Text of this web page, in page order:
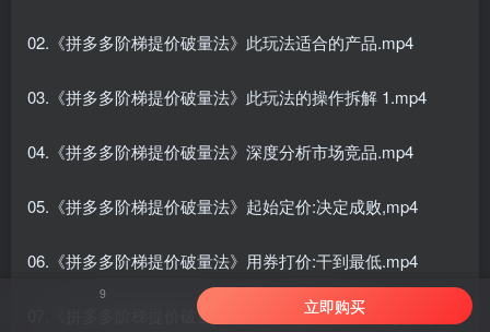
02.《拼多多阶梯提价破量法》此玩法适合的产品.mp4
03.《拼多多阶梯提价破量法》此玩法的操作拆解 1.mp4
04.《拼多多阶梯提价破量法》深度分析市场竞品.mp4
05.《拼多多阶梯提价破量法》起始定价:决定成败,mp4
06.《拼多多阶梯提价破量法》用券打价:干到最低.mp4
07.《拼多多阶梯提价破量法》基础:改销量+留评价(1).mp4
9
立即购买